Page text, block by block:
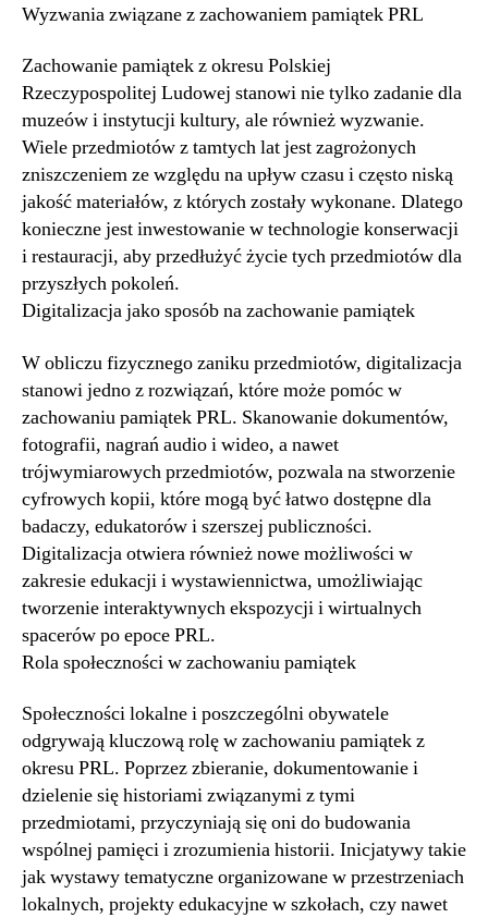
Wyzwania związane z zachowaniem pamiątek PRL
Zachowanie pamiątek z okresu Polskiej
Rzeczypospolitej Ludowej stanowi nie tylko zadanie dla
muzeów i instytucji kultury, ale również wyzwanie.
Wiele przedmiotów z tamtych lat jest zagrożonych
zniszczeniem ze względu na upływ czasu i często niską
jakość materiałów, z których zostały wykonane. Dlatego
konieczne jest inwestowanie w technologie konserwacji
i restauracji, aby przedłużyć życie tych przedmiotów dla
przyszłych pokoleń.
Digitalizacja jako sposób na zachowanie pamiątek
W obliczu fizycznego zaniku przedmiotów, digitalizacja
stanowi jedno z rozwiązań, które może pomóc w
zachowaniu pamiątek PRL. Skanowanie dokumentów,
fotografii, nagrań audio i wideo, a nawet
trójwymiarowych przedmiotów, pozwala na stworzenie
cyfrowych kopii, które mogą być łatwo dostępne dla
badaczy, edukatorów i szerszej publiczności.
Digitalizacja otwiera również nowe możliwości w
zakresie edukacji i wystawiennictwa, umożliwiając
tworzenie interaktywnych ekspozycji i wirtualnych
spacerów po epoce PRL.
Rola społeczności w zachowaniu pamiątek
Społeczności lokalne i poszczególni obywatele
odgrywają kluczową rolę w zachowaniu pamiątek z
okresu PRL. Poprzez zbieranie, dokumentowanie i
dzielenie się historiami związanymi z tymi
przedmiotami, przyczyniają się oni do budowania
wspólnej pamięci i zrozumienia historii. Inicjatywy takie
jak wystawy tematyczne organizowane w przestrzeniach
lokalnych, projekty edukacyjne w szkołach, czy nawet